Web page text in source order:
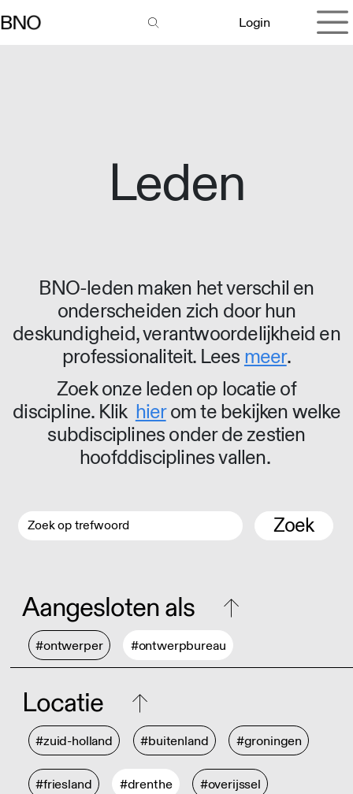
Login
Leden
BNO-leden maken het verschil en
onderscheiden zich door hun
deskundigheid, verantwoordelijkheid en
professionaliteit. Lees meer.
Zoek onze leden op locatie of
discipline. Klik hierom te bekijken welke
subdisciplines onder de zestien
hoofddisciplines vallen.
Zoek
Aangesloten als
#ontwerper #ontwerpbureau
Locatie
#zuid-holland #buitenland #groningen
#friesland #drenthe #overijssel